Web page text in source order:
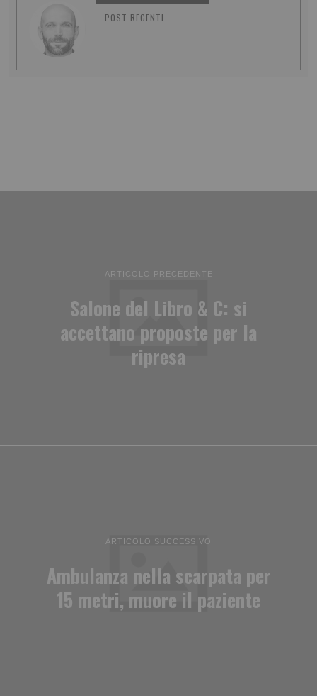
POST RECENTI
ARTICOLO PRECEDENTE
Salone del Libro & C: si
accettano proposte per la
ripresa
ARTICOLO SUCCESSIVO
Ambulanza nella scarpata per
15 metri, muore il paziente